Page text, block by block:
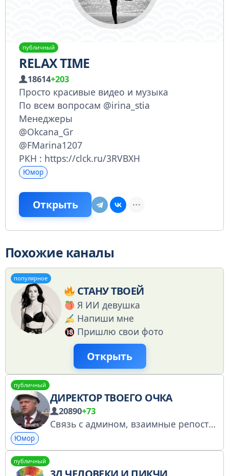
публичный
RELAX TIME
18614+203
Просто красивые видео и музыка
По всем вопросам @irina_stia
Менеджеры
@Okcana_Gr
@FMarina1207
РКН : https://clck.ru/3RVBXH
Юмор
Открыть
Похожие каналы
популярное
СТАНУ ТВОЕЙ
Я ИИ девушка
Напиши мне
Пришлю свои фото
Открыть
публичный
ДИРЕКТОР ТВОЕГО ОЧКА
20890+73
Связь с админом, взаимные репосты и другие вопросы - @zaebanniiEnot (рекламу не продаю и не закупаю - с этими предложениями посылаю нахуй и кидаю спам-репорт ) Поддержать канал - сбп сбер +7-953-349-65-14
Юмор
публичный